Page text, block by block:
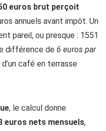
euros brut perçoit
annuels avant impôt. Un
pareil, ou presque : 1551
différence de 6 euros par
d’un café en terrasse
, le calcul donne
euros nets mensuels,